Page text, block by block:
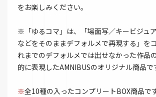
をお楽しみください。
※「ゆるコマ」は、「場面写／キービジュ
などをそのままデフォルメで再現する」を
れまでのデフォルメでは出せなかった作品
的に表現したAMNIBUSのオリジナル商品で
※全10種の入ったコンプリートBOX商品です